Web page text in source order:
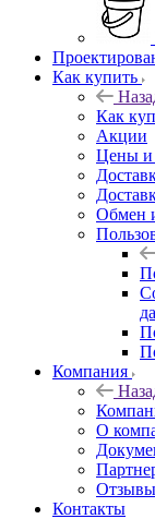
Как купить
Как
Акции
Цены и
Обмен
Компания
О
Отзывы
Контакты